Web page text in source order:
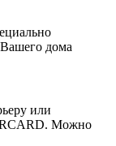
дома
или
Можно